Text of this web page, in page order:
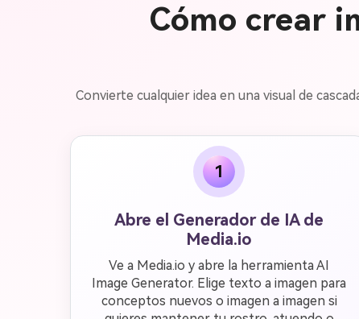
Cómo crear
Convierte cualquier idea en una visual de
1
Abre el Generador de IA de
Media.io
Ve a Media.io y abre la herramienta AI
Image Generator. Elige texto a imagen para
conceptos nuevos o imagen a imagen si